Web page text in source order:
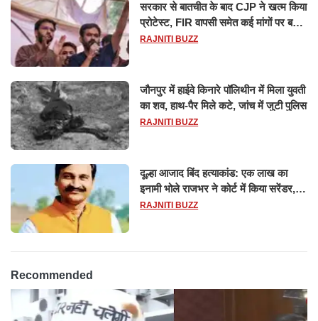
सरकार से बातचीत के बाद CJP ने खत्म किया
प्रोटेस्ट, FIR वापसी समेत कई मांगों पर बनी
सहमति
RAJNITI BUZZ
जौनपुर में हाईवे किनारे पॉलिथीन में मिला युवती
का शव, हाथ-पैर मिले कटे, जांच में जुटी पुलिस
RAJNITI BUZZ
दूल्हा आजाद बिंद हत्याकांड: एक लाख का
इनामी भोले राजभर ने कोर्ट में किया सरेंडर,
14 दिन के लिए भेजा गया जेल
RAJNITI BUZZ
Recommended